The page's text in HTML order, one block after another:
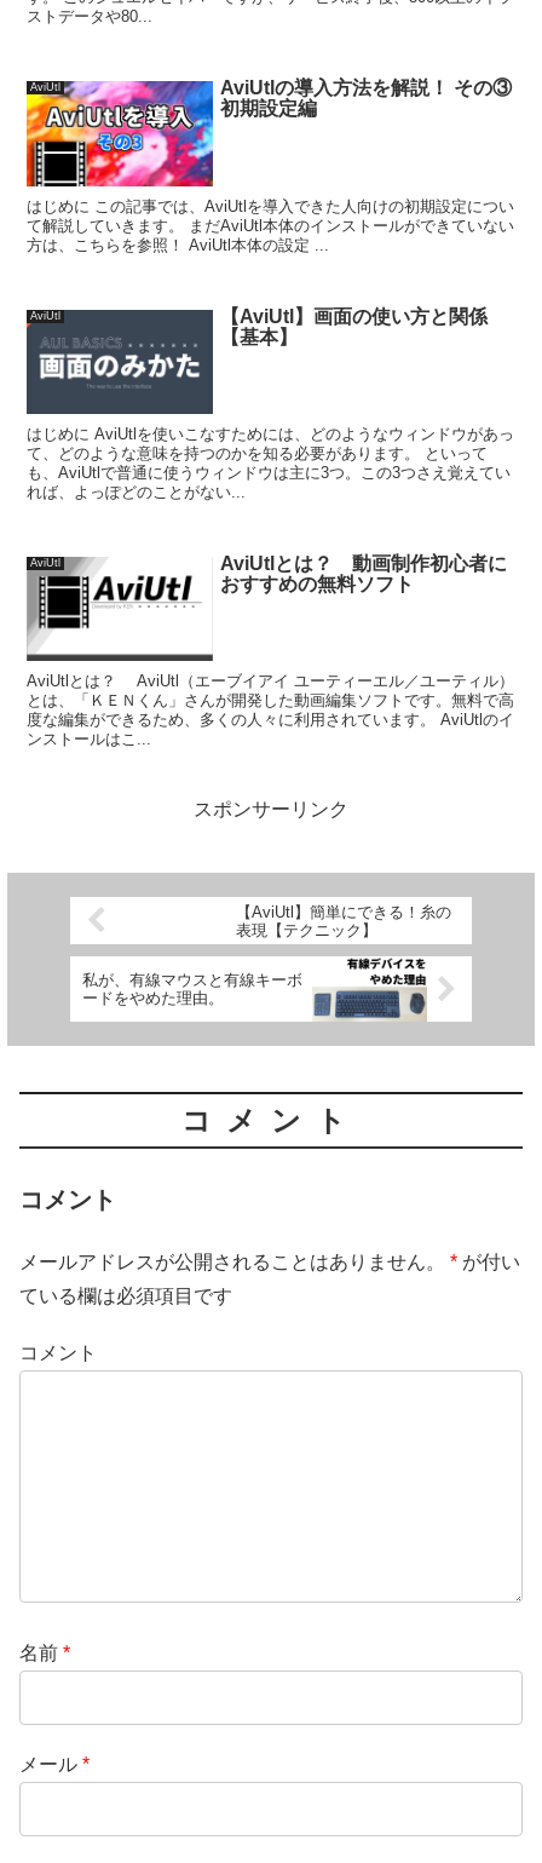
ストデータや80...
AviUtl
AviUtlの導入方法を解説！ その③
初期設定編
はじめに この記事では、AviUtlを導入できた人向けの初期設定につい
て解説していきます。 まだAviUtl本体のインストールができていない
方は、こちらを参照！ AviUtl本体の設定 ...
AviUtl
【AviUtl】画面の使い方と関係
【基本】
はじめに AviUtlを使いこなすためには、どのようなウィンドウがあっ
て、どのような意味を持つのかを知る必要があります。 といって
も、AviUtlで普通に使うウィンドウは主に3つ。この3つさえ覚えてい
れば、よっぽどのことがない...
AviUtl
AviUtlとは？ 動画制作初心者に
おすすめの無料ソフト
AviUtlとは？ AviUtl（エーブイアイ ユーティーエル／ユーティル）
とは、「ＫＥＮくん」さんが開発した動画編集ソフトです。無料で高
度な編集ができるため、多くの人々に利用されています。 AviUtlのイ
ンストールはこ...
スポンサーリンク
【AviUtl】簡単にできる！糸の
表現【テクニック】
私が、有線マウスと有線キーボ
ードをやめた理由。
コメント
コメント
メールアドレスが公開されることはありません。 * が付い
ている欄は必須項目です
コメント
名前 *
メール *